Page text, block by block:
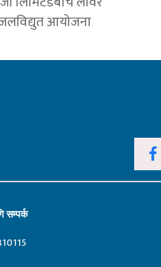
आयोजना
सम्पर्क